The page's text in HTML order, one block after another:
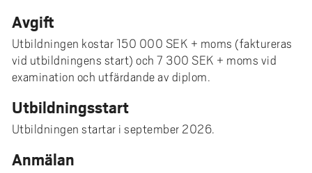
Avgift
Utbildningen kostar 150 000 SEK + moms (faktureras
vid utbildningens start) och 7 300 SEK + moms vid
examination och utfärdande av diplom.
Utbildningsstart
Utbildningen startar i september 2026.
Anmälan